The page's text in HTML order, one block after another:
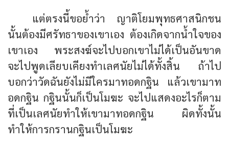
แต่ตรงนี้ขอย้ำว่า ญาติโยมพุทธศาสนิกชน
นั้นต้องมีศรัทธาของเขาเอง ต้องเกิดจากน้ำใจของ
เขาเอง พระสงฆ์จะไปบอกเขาไม่ได้เป็นอันขาด
จะไปพูดเลียบเคียงทำเลศนัยไม่ได้ทั้งสิ้น ถ้าไป
บอกว่าวัดฉันยังไม่มีใครมาทอดกฐิน แล้วเขามาท
อดกฐิน กฐินนั้นก็เป็นโมฆะ จะไปแสดงอะไรก็ตาม
ที่เป็นเลศนัยทำให้เขามาทอดกฐิน ผิดทั้งนั้น
ทำให้การกรานกฐินเป็นโมฆะ